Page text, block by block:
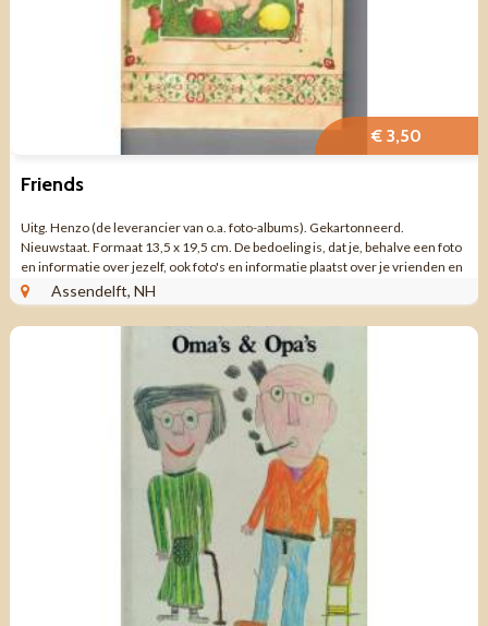
€ 3,50
Friends
Uitg. Henzo (de leverancier van o.a. foto-albums). Gekartonneerd.
Nieuwstaat. Formaat 13,5 x 19,5 cm. De bedoeling is, dat je, behalve een foto
en informatie over jezelf, ook foto's en informatie plaatst over je vrienden en
...
Assendelft, NH